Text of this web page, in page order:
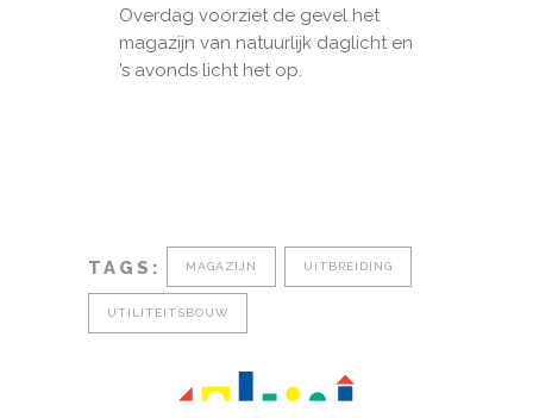
Overdag voorziet de gevel het
magazijn van natuurlijk daglicht en
’s avonds licht het op.
TAGS: MAGAZIJN UITBREIDING
UTILITEITSBOUW